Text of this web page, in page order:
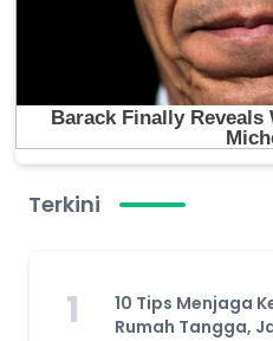
Terkini
1
10 Tips Menjaga
Rumah Tangga,